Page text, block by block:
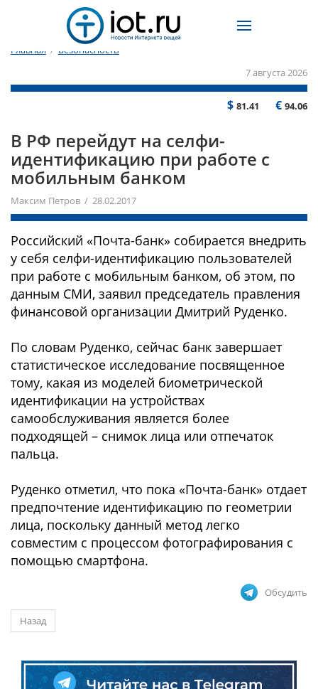
Главная / Безопасность
7 августа 2026
$ 81.41 € 94.06
В РФ перейдут на селфи-
идентификацию при работе с
мобильным банком
Максим Петров / 28.02.2017
Российский «Почта-банк» собирается внедрить
у себя селфи-идентификацию пользователей
при работе с мобильным банком, об этом, по
данным СМИ, заявил председатель правления
финансовой организации Дмитрий Руденко.
По словам Руденко, сейчас банк завершает
статистическое исследование посвященное
тому, какая из моделей биометрической
идентификации на устройствах
самообслуживания является более
подходящей – снимок лица или отпечаток
пальца.
Руденко отметил, что пока «Почта-банк» отдает
предпочтение идентификацию по геометрии
лица, поскольку данный метод легко
совместим с процессом фотографирования с
помощью смартфона.
Обсудить
Назад